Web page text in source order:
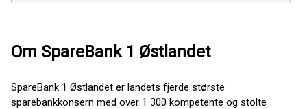
Om SpareBank 1 Østlandet
SpareBank 1 Østlandet er landets fjerde største
sparebankkonsern med over 1 300 kompetente og stolte